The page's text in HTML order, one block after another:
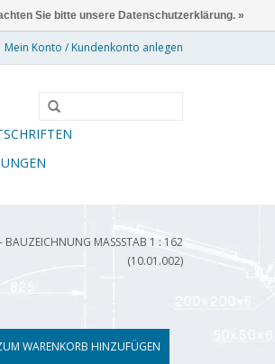
Mein Konto / Kundenkonto anlegen
MASSSTAB 1 : 162 (
10.01.002)
WARENKORB HINZUFÜGEN
Sie bitte unsere Datenschutzerklärung. »